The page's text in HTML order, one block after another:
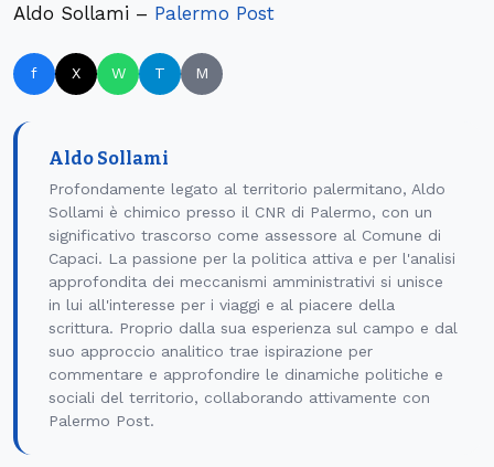
Aldo Sollami – Palermo Post
f X W T M
Aldo Sollami
Profondamente legato al territorio palermitano, Aldo
Sollami è chimico presso il CNR di Palermo, con un
significativo trascorso come assessore al Comune di
Capaci. La passione per la politica attiva e per l'analisi
approfondita dei meccanismi amministrativi si unisce
in lui all'interesse per i viaggi e al piacere della
scrittura. Proprio dalla sua esperienza sul campo e dal
suo approccio analitico trae ispirazione per
commentare e approfondire le dinamiche politiche e
sociali del territorio, collaborando attivamente con
Palermo Post.